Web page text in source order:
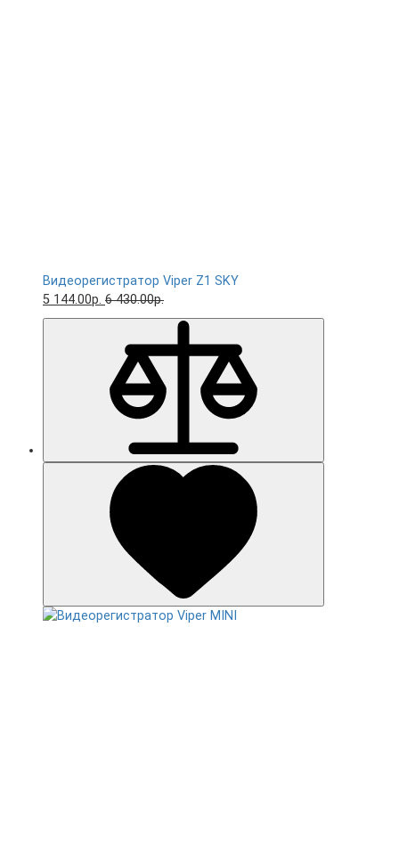
Видеорегистратор Viper Z1 SKY
5 144.00р. 6 430.00р.